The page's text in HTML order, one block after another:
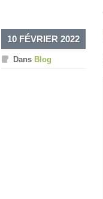
10 FÉVRIER 2022
Dans Blog